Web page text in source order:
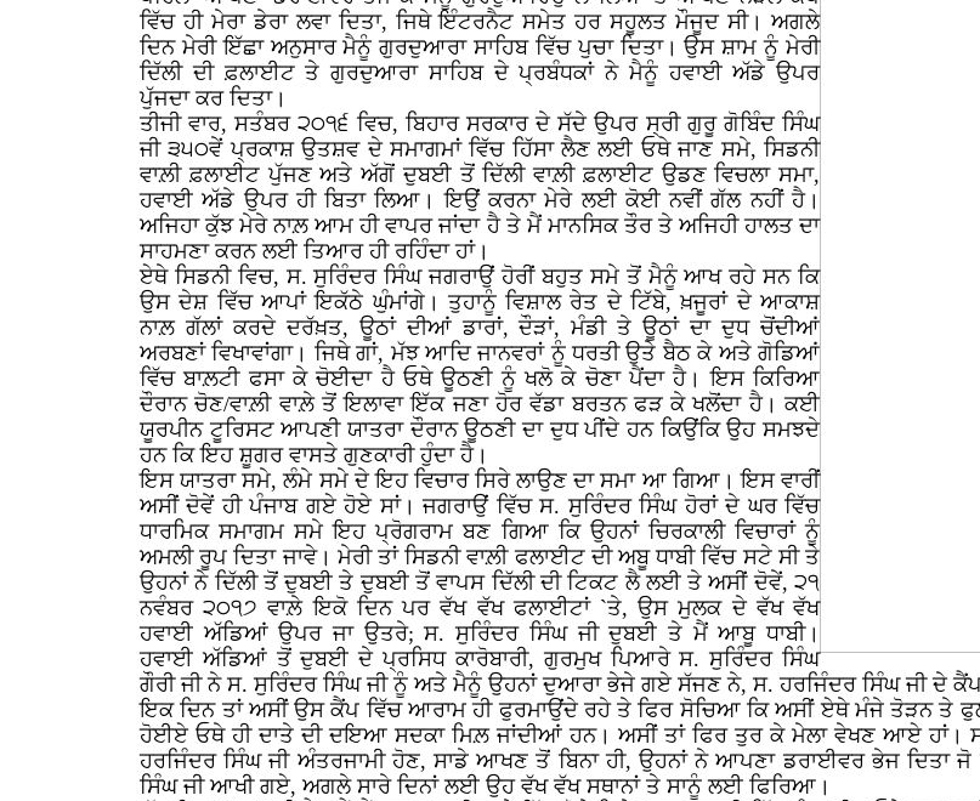
ਵਿੱਚ ਹੀ ਮੇਰਾ ਡੇਰਾ ਲਵਾ ਦਿਤਾ, ਜਿਥੇ ਇੰਟਰਨੈਟ ਸਮੇਤ ਹਰ ਸਹੂਲਤ ਮੌਜੂਦ ਸੀ। ਅਗਲੇ
ਦਿਨ ਮੇਰੀ ਇੱਛਾ ਅਨੁਸਾਰ ਮੈਨੂੰ ਗੁਰਦੁਆਰਾ ਸਾਹਿਬ ਵਿੱਚ ਪੁਚਾ ਦਿਤਾ। ਉਸ ਸ਼ਾਮ ਨੂੰ ਮੇਰੀ
ਦਿੱਲੀ ਦੀ ਫ਼ਲਾਈਟ ਤੇ ਗੁਰਦੁਆਰਾ ਸਾਹਿਬ ਦੇ ਪ੍ਰਬੰਧਕਾਂ ਨੇ ਮੈਨੂੰ ਹਵਾਈ ਅੱਡੇ ਉਪਰ
ਪੁੱਜਦਾ ਕਰ ਦਿਤਾ।
ਤੀਜੀ ਵਾਰ, ਸਤੰਬਰ ੨੦੧੬ ਵਿਚ, ਬਿਹਾਰ ਸਰਕਾਰ ਦੇ ਸੱਦੇ ਉਪਰ ਸ੍ਰੀ ਗੁਰੂ ਗੋਬਿੰਦ ਸਿੰਘ
ਜੀ ੩੫੦ਵੇਂ ਪ੍ਰਕਾਸ਼ ਉਤਸ਼ਵ ਦੇ ਸਮਾਗਮਾਂ ਵਿੱਚ ਹਿੱਸਾ ਲੈਣ ਲਈ ਓਥੇ ਜਾਣ ਸਮੇ, ਸਿਡਨੀ
ਵਾਲ਼ੀ ਫ਼ਲਾਈਟ ਪੁੱਜਣ ਅਤੇ ਅੱਗੋਂ ਦੁਬਈ ਤੋਂ ਦਿੱਲੀ ਵਾਲ਼ੀ ਫ਼ਲਾਈਟ ਉਡਣ ਵਿਚਲਾ ਸਮਾ,
ਹਵਾਈ ਅੱਡੇ ਉਪਰ ਹੀ ਬਿਤਾ ਲਿਆ। ਇਉਂ ਕਰਨਾ ਮੇਰੇ ਲਈ ਕੋਈ ਨਵੀਂ ਗੱਲ ਨਹੀਂ ਹੈ।
ਅਜਿਹਾ ਕੁੱਝ ਮੇਰੇ ਨਾਲ਼ ਆਮ ਹੀ ਵਾਪਰ ਜਾਂਦਾ ਹੈ ਤੇ ਮੈਂ ਮਾਨਸਿਕ ਤੌਰ ਤੇ ਅਜਿਹੀ ਹਾਲਤ ਦਾ
ਸਾਹਮਣਾ ਕਰਨ ਲਈ ਤਿਆਰ ਹੀ ਰਹਿੰਦਾ ਹਾਂ।
ਏਥੇ ਸਿਡਨੀ ਵਿਚ, ਸ. ਸੁਰਿੰਦਰ ਸਿੰਘ ਜਗਰਾਉਂ ਹੋਰੀਂ ਬਹੁਤ ਸਮੇ ਤੋਂ ਮੈਨੂੰ ਆਖ ਰਹੇ ਸਨ ਕਿ
ਉਸ ਦੇਸ਼ ਵਿੱਚ ਆਪਾਂ ਇਕੱਠੇ ਘੁੰਮਾਂਗੇ। ਤੁਹਾਨੂੰ ਵਿਸ਼ਾਲ ਰੇਤ ਦੇ ਟਿੱਬੇ, ਖ਼ਜੂਰਾਂ ਦੇ ਆਕਾਸ਼
ਨਾਲ਼ ਗੱਲਾਂ ਕਰਦੇ ਦਰੱਖ਼ਤ, ਊਠਾਂ ਦੀਆਂ ਡਾਰਾਂ, ਦੌੜਾਂ, ਮੰਡੀ ਤੇ ਊਠਾਂ ਦਾ ਦੁਧ ਚੋਂਦੀਆਂ
ਅਰਬਣਾਂ ਵਿਖਾਵਾਂਗਾ। ਜਿਥੇ ਗਾਂ, ਮੱਝ ਆਦਿ ਜਾਨਵਰਾਂ ਨੂੰ ਧਰਤੀ ਉਤੇ ਬੈਠ ਕੇ ਅਤੇ ਗੋਡਿਆਂ
ਵਿੱਚ ਬਾਲ਼ਟੀ ਫਸਾ ਕੇ ਚੋਈਦਾ ਹੈ ਓਥੇ ਊਠਣੀ ਨੂੰ ਖਲੋ ਕੇ ਚੋਣਾ ਪੈਂਦਾ ਹੈ। ਇਸ ਕਿਰਿਆ
ਦੌਰਾਨ ਚੋਣ/ਵਾਲ਼ੀ ਵਾਲ਼ੇ ਤੋਂ ਇਲਾਵਾ ਇੱਕ ਜਣਾ ਹੋਰ ਵੱਡਾ ਬਰਤਨ ਫੜ ਕੇ ਖਲੋਂਦਾ ਹੈ। ਕਈ
ਯੂਰਪੀਨ ਟੂਰਿਸਟ ਆਪਣੀ ਯਾਤਰਾ ਦੌਰਾਨ ਊਠਣੀ ਦਾ ਦੁਧ ਪੀਂਦੇ ਹਨ ਕਿਉਂਕਿ ਉਹ ਸਮਝਦੇ
ਹਨ ਕਿ ਇਹ ਸ਼ੂਗਰ ਵਾਸਤੇ ਗੁਣਕਾਰੀ ਹੁੰਦਾ ਹੈ।
ਇਸ ਯਾਤਰਾ ਸਮੇ, ਲੰਮੇ ਸਮੇ ਦੇ ਇਹ ਵਿਚਾਰ ਸਿਰੇ ਲਾਉਣ ਦਾ ਸਮਾ ਆ ਗਿਆ। ਇਸ ਵਾਰੀਂ
ਅਸੀਂ ਦੋਵੇਂ ਹੀ ਪੰਜਾਬ ਗਏ ਹੋਏ ਸਾਂ। ਜਗਰਾਉਂ ਵਿੱਚ ਸ. ਸੁਰਿੰਦਰ ਸਿੰਘ ਹੋਰਾਂ ਦੇ ਘਰ ਵਿੱਚ
ਧਾਰਮਿਕ ਸਮਾਗਮ ਸਮੇ ਇਹ ਪ੍ਰੋਗਰਾਮ ਬਣ ਗਿਆ ਕਿ ਉਹਨਾਂ ਚਿਰਕਾਲੀ ਵਿਚਾਰਾਂ ਨੂੰ
ਅਮਲੀ ਰੂਪ ਦਿਤਾ ਜਾਵੇ। ਮੇਰੀ ਤਾਂ ਸਿਡਨੀ ਵਾਲ਼ੀ ਫਲਾਈਟ ਦੀ ਅਬੂ ਧਾਬੀ ਵਿੱਚ ਸਟੇ ਸੀ ਤੇ
ਉਹਨਾਂ ਨੇ ਦਿੱਲੀ ਤੋਂ ਦੁਬਈ ਤੇ ਦੁਬਈ ਤੋਂ ਵਾਪਸ ਦਿੱਲੀ ਦੀ ਟਿਕਟ ਲੈ ਲਈ ਤੇ ਅਸੀਂ ਦੋਵੇਂ, ੨੧
ਨਵੰਬਰ ੨੦੧੭ ਵਾਲ਼ੇ ਇਕੋ ਦਿਨ ਪਰ ਵੱਖ ਵੱਖ ਫਲਾਈਟਾਂ `ਤੇ, ਉਸ ਮੁਲਕ ਦੇ ਵੱਖ ਵੱਖ
ਹਵਾਈ ਅੱਡਿਆਂ ਉਪਰ ਜਾ ਉਤਰੇ; ਸ. ਸੁਰਿੰਦਰ ਸਿੰਘ ਜੀ ਦੁਬਈ ਤੇ ਮੈਂ ਆਬੂ ਧਾਬੀ।
ਹਵਾਈ ਅੱਡਿਆਂ ਤੋਂ ਦੁਬਈ ਦੇ ਪ੍ਰਸਿਧ ਕਾਰੋਬਾਰੀ, ਗੁਰਮੁਖ ਪਿਆਰੇ ਸ. ਸੁਰਿੰਦਰ ਸਿੰਘ
ਗੌਰੀ ਜੀ ਨੇ ਸ. ਸੁਰਿੰਦਰ ਸਿੰਘ ਜੀ ਨੂੰ ਅਤੇ ਮੈਨੂੰ ਉਹਨਾਂ ਦੁਆਰਾ ਭੇਜੇ ਗਏ ਸੱਜਣ ਨੇ, ਸ. ਹਰਜਿੰਦਰ ਸਿੰਘ ਜੀ ਦੇ ਕੈਂਪ
ਇਕ ਦਿਨ ਤਾਂ ਅਸੀਂ ਉਸ ਕੈਂਪ ਵਿੱਚ ਆਰਾਮ ਹੀ ਫੁਰਮਾਉਂਦੇ ਰਹੇ ਤੇ ਫਿਰ ਸੋਚਿਆ ਕਿ ਅਸੀਂ ਏਥੇ ਮੰਜੇ ਤੋੜਨ ਤੇ
ਹੋਈਏ ਓਥੇ ਹੀ ਦਾਤੇ ਦੀ ਦਇਆ ਸਦਕਾ ਮਿਲ਼ ਜਾਂਦੀਆਂ ਹਨ। ਅਸੀਂ ਤਾਂ ਫਿਰ ਤੁਰ ਕੇ ਮੇਲਾ ਵੇਖਣ ਆਏ ਹਾਂ।
ਹਰਜਿੰਦਰ ਸਿੰਘ ਜੀ ਅੰਤਰਜਾਮੀ ਹੋਣ, ਸਾਡੇ ਆਖਣ ਤੋਂ ਬਿਨਾ ਹੀ, ਉਹਨਾਂ ਨੇ ਆਪਣਾ ਡਰਾਈਵਰ ਭੇਜ
ਸਿੰਘ ਜੀ ਆਖੀ ਗਏ, ਅਗਲੇ ਸਾਰੇ ਦਿਨਾਂ ਲਈ ਉਹ ਵੱਖ ਵੱਖ ਸਥਾਨਾਂ ਤੇ ਸਾਨੂੰ ਲਈ ਫਿਰਿਆ।